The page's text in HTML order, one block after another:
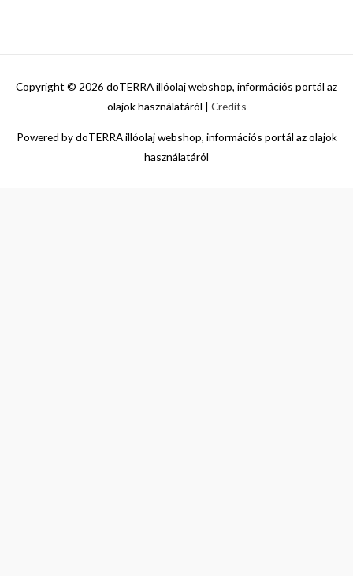
Copyright © 2026 doTERRA illóolaj webshop, információs portál az
olajok használatáról | Credits
Powered bydoTERRA illóolaj webshop, információs portál az olajok
használatáról